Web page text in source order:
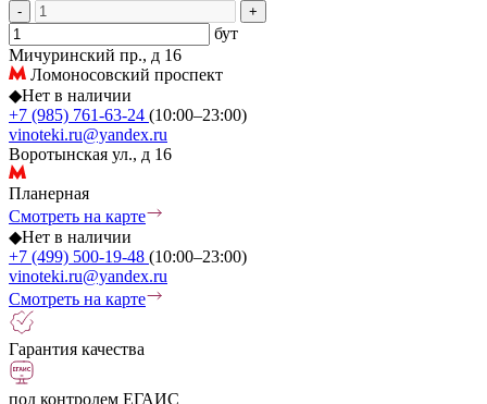
- +
бут
Мичуринский пр., д 16
Ломоносовский проспект
◆Нет в наличии
+7 (985) 761-63-24 (10:00–23:00)
vinoteki.ru@yandex.ru
Воротынская ул., д 16
Планерная
Смотреть на карте
◆Нет в наличии
+7 (499) 500-19-48 (10:00–23:00)
vinoteki.ru@yandex.ru
Смотреть на карте
Гарантия качества
под контролем ЕГАИС